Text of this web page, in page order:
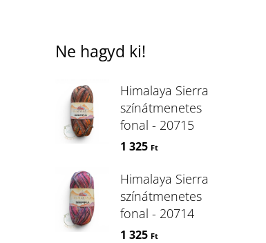
Ne hagyd ki!
Himalaya Sierra
színátmenetes
fonal - 20715
1 325 Ft
Himalaya Sierra
színátmenetes
fonal - 20714
1 325 Ft